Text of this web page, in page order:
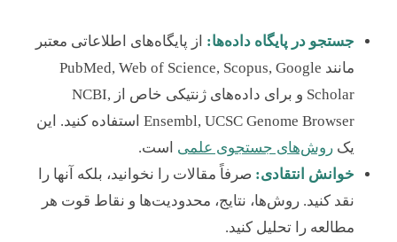
جستجو در پایگاه داده‌ها: از پایگاه‌های اطلاعاتی معتبر
مانند PubMed, Web of Science, Scopus, Google
Scholar و برای داده‌های ژنتیکی خاص از NCBI,
Ensembl, UCSC Genome Browser استفاده کنید. این
یک روش‌های جستجوی علمی است.
خوانش انتقادی: صرفاً مقالات را نخوانید، بلکه آنها را
نقد کنید. روش‌ها، نتایج، محدودیت‌ها و نقاط قوت هر
مطالعه را تحلیل کنید.